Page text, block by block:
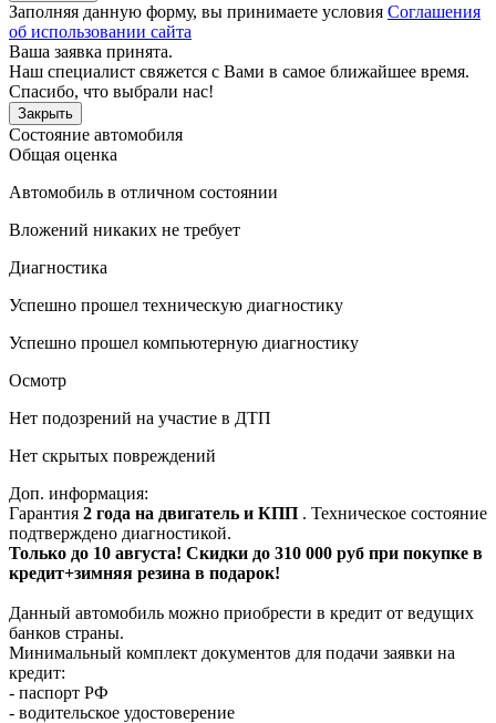
Заполняя данную форму, вы принимаете условия Соглашения
об использовании сайта
Ваша заявка принята.
Наш специалист свяжется с Вами в самое ближайшее время.
Спасибо, что выбрали нас!
Закрыть
Состояние автомобиля
Общая оценка
Автомобиль в отличном состоянии
Вложений никаких не требует
Диагностика
Успешно прошел техническую диагностику
Успешно прошел компьютерную диагностику
Осмотр
Нет подозрений на участие в ДТП
Нет скрытых повреждений
Доп. информация:
Гарантия 2 года на двигатель и КПП . Техническое состояние
подтверждено диагностикой.
Только до 10 августа! Скидки до 310 000 руб при покупке в
кредит+зимняя резина в подарок!
Данный автомобиль можно приобрести в кредит от ведущих
банков страны.
Минимальный комплект документов для подачи заявки на
кредит:
- паспорт РФ
- водительское удостоверение